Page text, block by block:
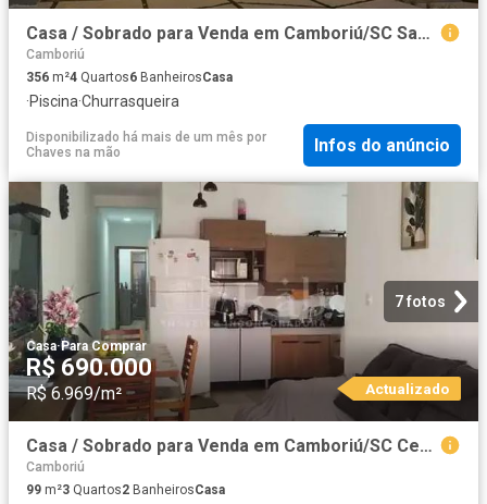
Casa / Sobrado para Venda em Camboriú/SC Santa Regina 4 Quartos
Camboriú
356 m²4 Quartos6 BanheirosCasa
·Piscina·Churrasqueira
Disponibilizado há mais de um mês por
Chaves na mão
Infos do anúncio
7 fotos
Casa·Para Comprar
R$ 690.000
R$ 6.969/m² Actualizado
Casa / Sobrado para Venda em Camboriú/SC Cedro 3 Quartos
Camboriú
99 m²3 Quartos2 BanheirosCasa